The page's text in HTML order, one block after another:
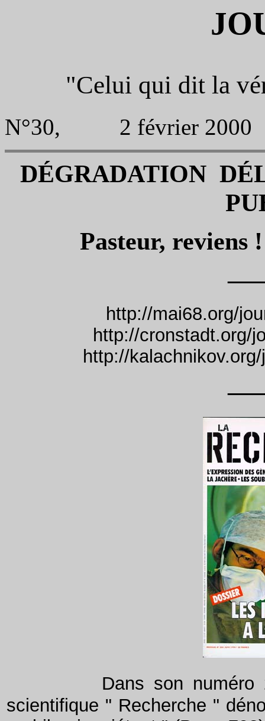
"Celui qui dit la
N°30, 2 février 2000
DÉGRADATION
Pasteur, reviens
—
http://mai68.org/
http://cronstadt.org/
http://
—
Dans son numéro
scientifique " Recherche "